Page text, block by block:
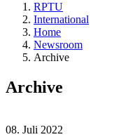
RPTU
International
Home
Newsroom
Archive
Archive
08. Juli 2022